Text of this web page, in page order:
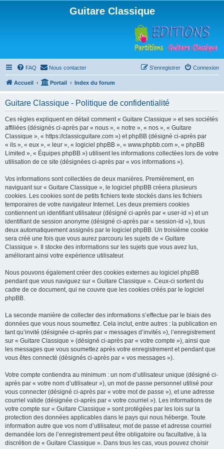
Guitare Classique
FAQ Nous contacter Connexion
S’enregistrer
Accueil Portail Index du forum
Guitare Classique - Politique de confidentialité
Ces règles expliquent en détail comment « Guitare Classique » et ses sociétés
affiliées (désignés ci-après par « nous », « notre », « nos », « Guitare
Classique », « https://classicguitare.com ») et phpBB (désigné ci-après par
« ils », « eux », « leur », « logiciel phpBB », « www.phpbb.com », « phpBB
Limited », « Équipes phpBB ») utilisent les informations collectées lors de votre
utilisation de ce site (désignées ci-après par « vos informations »).
Vos informations sont collectées de deux manières. Premièrement, en
naviguant sur « Guitare Classique », le logiciel phpBB créera plusieurs
cookies. Les cookies sont de petits fichiers texte stockés dans les fichiers
temporaires de votre navigateur Internet. Les deux premiers cookies
contiennent un identifiant utilisateur (désigné ci-après par « user-id ») et un
identifiant de session anonyme (désigné ci-après par « session-id »), tous
deux automatiquement assignés par le logiciel phpBB. Un troisième cookie
sera créé une fois que vous aurez parcouru les sujets de « Guitare
Classique ». Il stocke des informations sur les sujets que vous avez lus,
améliorant ainsi votre expérience utilisateur.
Nous pouvons également créer des cookies externes au logiciel phpBB
pendant que vous naviguez sur « Guitare Classique ». Ceux-ci sortent du
cadre de ce document, qui ne couvre que les cookies créés par le logiciel
phpBB.
La seconde manière de collecter des informations s’effectue par le biais des
données que vous nous soumettez. Cela inclut, entre autres : la publication en
tant qu’invité (désignée ci-après par « messages d’invités »), l’enregistrement
sur « Guitare Classique » (désigné ci-après par « votre compte »), ainsi que
les messages que vous soumettez après votre enregistrement et pendant que
vous êtes connecté (désignés ci-après par « vos messages »).
Votre compte contiendra au minimum : un nom d’utilisateur unique (désigné ci-
après par « votre nom d’utilisateur »), un mot de passe personnel utilisé pour
vous connecter (désigné ci-après par « votre mot de passe »), et une adresse
courriel valide (désignée ci-après par « votre courriel »). Les informations de
votre compte sur « Guitare Classique » sont protégées par les lois sur la
protection des données applicables dans le pays qui nous héberge. Toute
information autre que vos nom d’utilisateur, mot de passe et adresse courriel
demandée lors de l’enregistrement peut être obligatoire ou facultative, à la
discrétion de « Guitare Classique ». Dans tous les cas, vous pouvez choisir